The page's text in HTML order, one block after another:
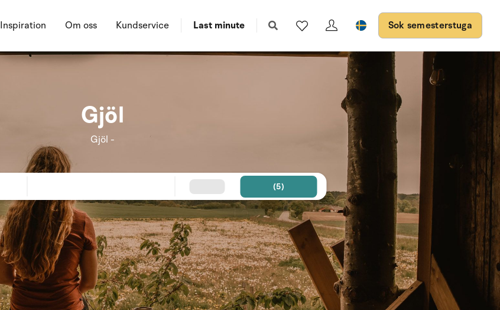
Inspiration Om oss Kundservice Last minute Sok semesterstuga
(5)
Gjöl
Gjöl -